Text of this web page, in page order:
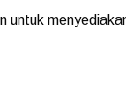
untuk